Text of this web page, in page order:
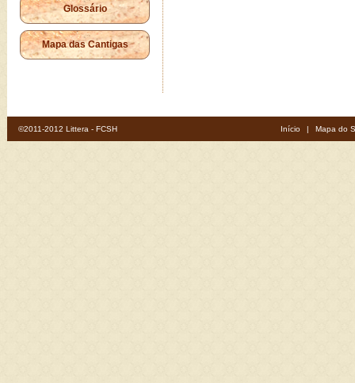
Glossário
Mapa das Cantigas
©2011-2012 Littera - FCSH Início | Mapa do